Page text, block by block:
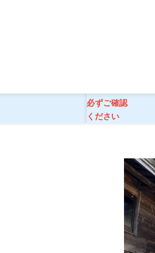
と巡る島内観光
必ずご確認
ください